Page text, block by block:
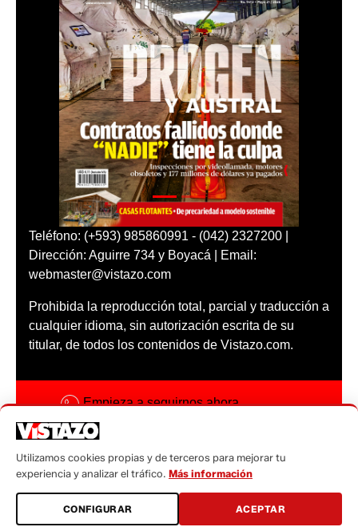
Teléfono: (+593) 985860991 - (042) 2327200 |
Dirección: Aguirre 734 y Boyacá | Email:
webmaster@vistazo.com
Prohibida la reproducción total, parcial y traducción a
cualquier idioma, sin autorización escrita de su
titular, de todos los contenidos de Vistazo.com.
Empieza a seguirnos ahora
Código ética
Sugerencias a:
sugerencias@vistazo.com
Utilizamos cookies propias y de terceros para mejorar tu
experiencia y analizar el tráfico. Más información
CONFIGURAR ACEPTAR